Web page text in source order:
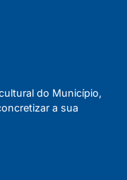
do Município,
a sua